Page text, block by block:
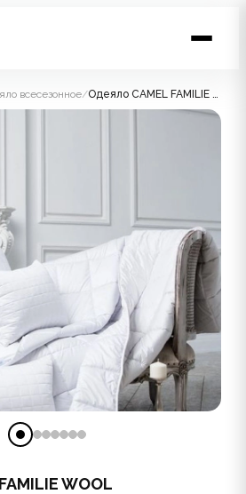
всесезонное/ Одеяло CAMEL FAMILIE WOOL всесезонное 140x205
WOOL